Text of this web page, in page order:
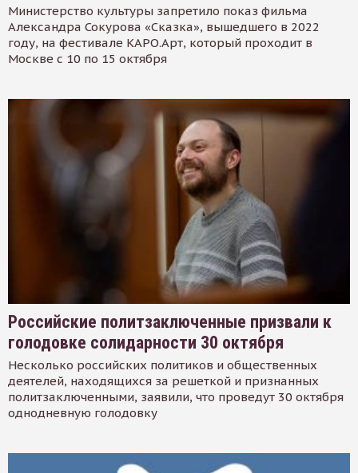
Министерство культуры запретило показ фильма
Александра Сокурова «Сказка», вышедшего в 2022
году, на фестивале КАРО.Арт, который проходит в
Москве с 10 по 15 октября
Российские политзаключенные призвали к
голодовке солидарности 30 октября
Несколько российских политиков и общественных
деятелей, находящихся за решеткой и признанных
политзаключенными, заявили, что проведут 30 октября
однодневную голодовку